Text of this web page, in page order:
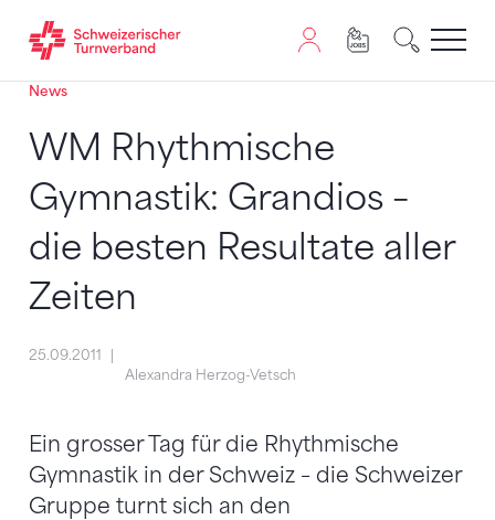
Zum Inhalt springen
Zur Sitemap navigieren
Zum Navigieren dieser Seite wird JavaScript benötigt.
News
WM Rhythmische
Gymnastik: Grandios –
die besten Resultate aller
Zeiten
25.09.2011
Alexandra Herzog-Vetsch
Ein grosser Tag für die Rhythmische
Gymnastik in der Schweiz – die Schweizer
Gruppe turnt sich an den